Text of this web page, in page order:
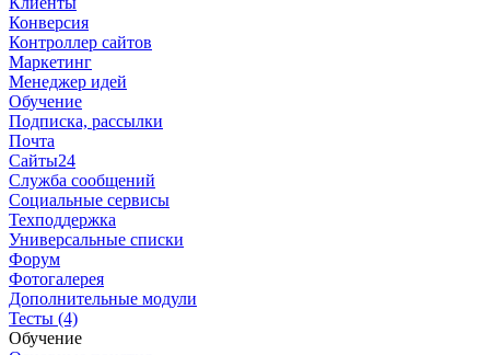
Конверсия
Контроллер сайтов
Маркетинг
Менеджер идей
Обучение
Подписка, рассылки
Почта
Сайты24
Служба сообщений
Социальные сервисы
Техподдержка
Универсальные списки
Форум
Фотогалерея
Дополнительные модули
Тесты (4)
Обучение